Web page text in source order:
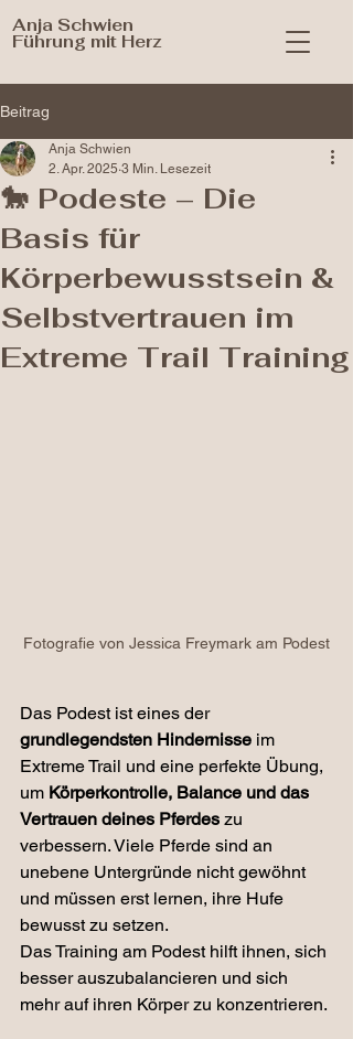
Anja Schwien
Führung mit Herz
Beitrag
🐎 Podeste – Die
Basis für
Körperbewusstsein &
Selbstvertrauen im
Extreme Trail Training
Anja Schwien
2. Apr. 2025 3 Min. Lesezeit
Fotografie von Jessica Freymark am Podest
Das Podest ist eines der
grundlegendsten Hindernisse im
Extreme Trail und eine perfekte Übung,
um Körperkontrolle, Balance und das
Vertrauen deines Pferdes zu
verbessern. Viele Pferde sind an
unebene Untergründe nicht gewöhnt
und müssen erst lernen, ihre Hufe
bewusst zu setzen.
Das Training am Podest hilft ihnen, sich
besser auszubalancieren und sich
mehr auf ihren Körper zu konzentrieren.